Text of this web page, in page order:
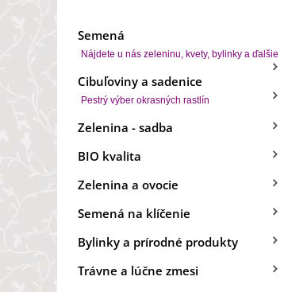
Semená
Nájdete u nás zeleninu, kvety, bylinky a ďalšie
Cibuľoviny a sadenice
Pestrý výber okrasných rastlín
Zelenina - sadba
BIO kvalita
Zelenina a ovocie
Semená na klíčenie
Bylinky a prírodné produkty
Trávne a lúčne zmesi